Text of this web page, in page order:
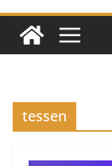
tessen